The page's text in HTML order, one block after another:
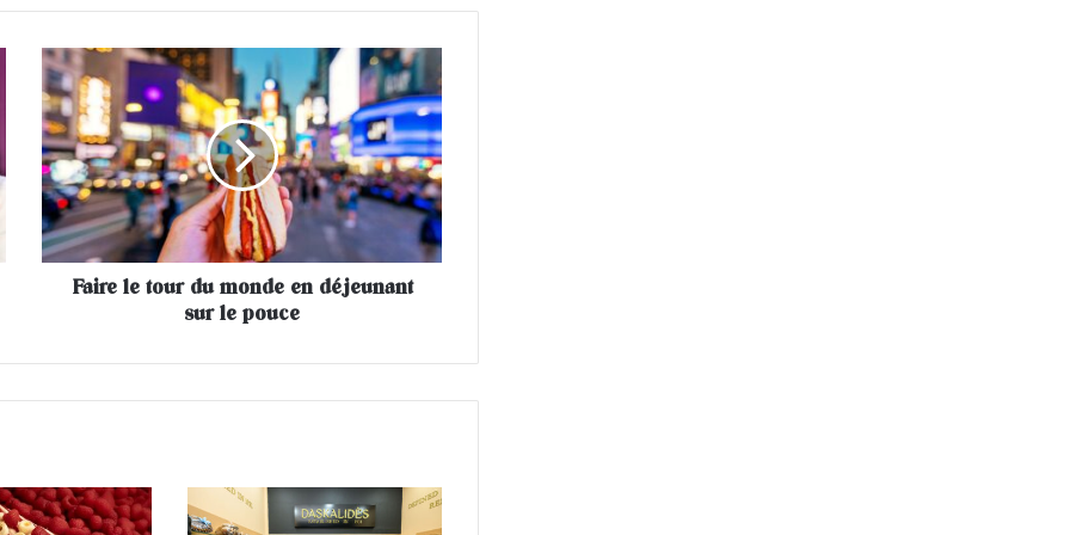
F
a
i
r
e
l
e
t
o
u
e
e
Faire le tour du monde en déjeunant
sur le pouce